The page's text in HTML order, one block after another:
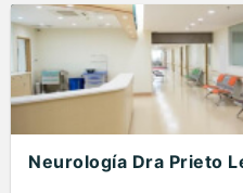
Neurología Dra Prieto